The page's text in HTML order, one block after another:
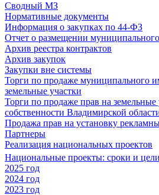
Сводный МЗ
Нормативные документы
Информация о закупках по 44-ФЗ
Отчет о размещении муниципального
Архив реестра контрактов
Архив закупок
Закупки вне системы
Торги по продаже муниципального
земельные участки
Торги по продаже прав на земельные
собственности Владимирской
Продажа прав на установку
Партнеры
Реализация национальных проектов
Национальные проекты: сроки и цели
2025 год
2024 год
2023 год